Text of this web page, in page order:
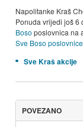
Napolitanke Kraš
Ponuda vrijedi još 6
Boso poslovnica na
Sve Boso
Sve Kraš akcije
POVEZANO